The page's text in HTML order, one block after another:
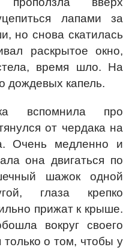
лапами за
но снова скатилась
раскрытое окно,
время шло. На
дождевых капель.
вспомнила про
от чердака на
Очень медленно и
она двигаться по
шажок одной
глаза крепко
прижат к крыше.
вокруг своего
о том, чтобы у